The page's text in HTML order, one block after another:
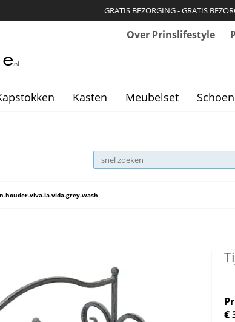
GRATIS BEZORGING - GRATIS
Over Prinslifestyle
Kasten Meubelset
houder-viva-la-vida-grey-wash
€